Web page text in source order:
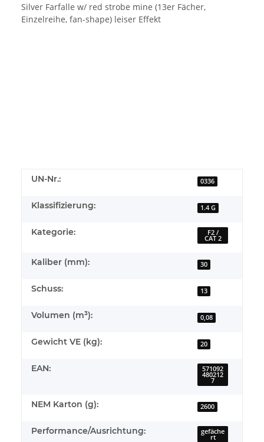
Silver Farfalle w/ red strobe mine (13er Fächer,
Einzelreihe, fan-shape) leiser Effekt
UN-Nr.: 0336
Klassifizierung: 1.4 G
Kategorie: F2 /
CAT 2
Kaliber (mm): 30
Schuss: 13
Volumen (m³): 0,08
Gewicht VE (kg): 20
EAN: 571092
480212
7
NEM Karton (g): 2600
Performance/Ausrichtung: gefäche
rt